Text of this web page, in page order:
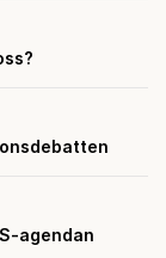
agendan